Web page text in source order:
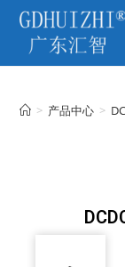
> 产品中心 >